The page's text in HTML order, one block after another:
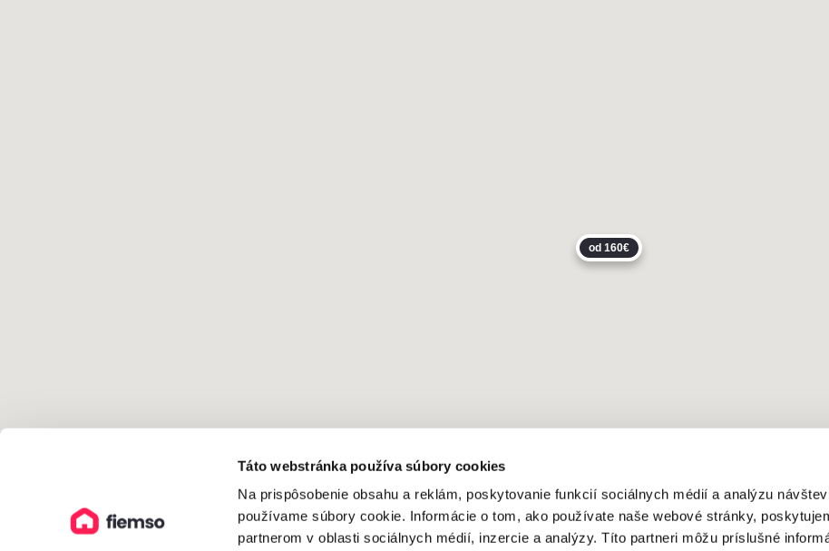
Táto webstránka používa súbory cookies
Na prispôsobenie obsahu a reklám, poskytovanie funkcií sociálnych médií a analýzu
používame súbory cookie. Informácie o tom, ako používate naše webové stránky,
partnerom v oblasti sociálnych médií, inzercie a analýzy. Títo partneri môžu príslušné
od 160€